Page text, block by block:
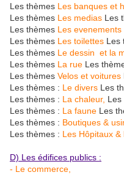
Les thèmes Les banques et
Les thèmes Les medias Les
Les thèmes Les evenements
Les thèmes Les toilettes Les
Les thèmes Le dessin et la
Les thèmes La rue Les
Les thèmes Velos et voitures
Les thèmes : Le divers Les
Les thèmes : La chaleur, Les
Les thèmes : La faune Les
Les thèmes : Boutiques &
Les thèmes : Les Hôpitaux &
D) Les édifices publics :
- Le commerce,